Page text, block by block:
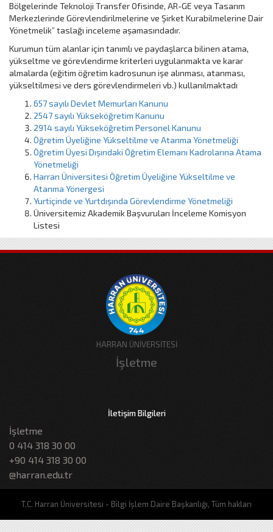
Bölgelerinde Teknoloji Transfer Ofisinde, AR-GE veya Tasarım
Merkezlerinde Görevlendirilmelerine ve Şirket Kurabilmelerine Dair
Yönetmelik” taslağı inceleme aşamasındadır.
Kurumun tüm alanlar için tanımlı ve paydaşlarca bilinen atama,
yükseltme ve görevlendirme kriterleri uygulanmakta ve karar
almalarda (eğitim öğretim kadrosunun işe alınması, atanması,
yükseltilmesi ve ders görevlendirmeleri vb.) kullanılmaktadı
657 sayılı Devlet Memurları Kanunu
2547 sayılı Yükseköğretim Kanunu
2914 sayılı Yükseköğretim Personel Kanunu
Öğretim Üyeliğine Yükseltilme ve Atanma Yönetmeliği
Öğretim Üyesi Dışındaki Öğretim Elemanı Kadrolarına Atama
Yönetmeliği
Harran Üniversitesi Öğretim Üyeliğine Yükseltilme ve
Atanma Yönergesi
Yurtiçinde ve Yurtdışında Görevlendirme Yönetmeliği
Üniversitemiz Akademik Başvuruları İnceleme Komisyon
Listesi
HARRAN ÜNİVERSİTESİ
İşletme
İletişim Bilgileri
İşletme
0 414 318 30 00
+90 414 318 30 00
@harran.edu.tr
T.C. Harran Üniversitesi - Bilgi İşlem Daire Başkanlığı, Tüm hakları